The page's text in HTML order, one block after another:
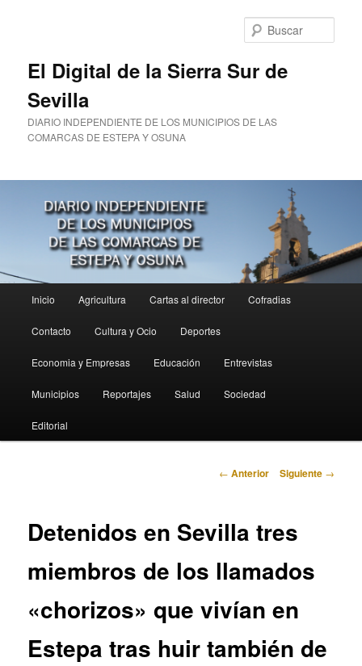
El Digital de la Sierra Sur de
Sevilla
DIARIO INDEPENDIENTE DE LOS MUNICIPIOS DE LAS
COMARCAS DE ESTEPA Y OSUNA
principal
Inicio Agricultura Cartas al director Cofradias
Contacto Cultura y Ocio Deportes
Economia y Empresas Educación Entrevistas
Municipios Reportajes Salud Sociedad
Editorial
Navegación
← Anterior Siguiente →
Detenidos en Sevilla tres
miembros de los llamados
«chorizos» que vivían en
Estepa tras huir también de